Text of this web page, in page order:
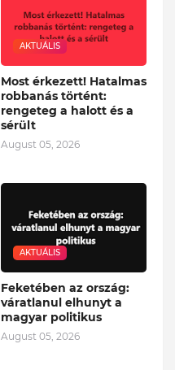
AKTUÁLIS
Most érkezett! Hatalmas
robbanás történt:
rengeteg a halott és a
sérült
August 05, 2026
AKTUÁLIS
Feketében az ország:
váratlanul elhunyt a
magyar politikus
August 05, 2026